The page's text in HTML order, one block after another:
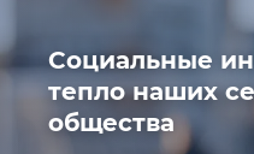
Социальные
тепло наших
общества